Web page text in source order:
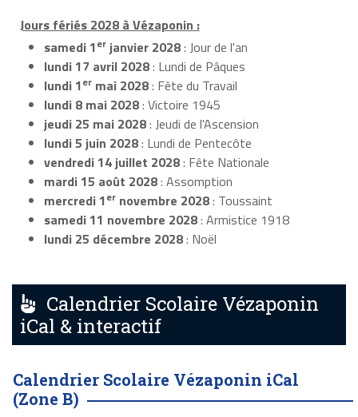
Jours fériés 2028 à Vézaponin :
samedi 1er janvier 2028: Jour de l'an
lundi 17 avril 2028: Lundi de Pâques
lundi 1er mai 2028: Fête du Travail
lundi 8 mai 2028: Victoire 1945
jeudi 25 mai 2028: Jeudi de l'Ascension
lundi 5 juin 2028: Lundi de Pentecôte
vendredi 14 juillet 2028: Fête Nationale
mardi 15 août 2028: Assomption
mercredi 1er novembre 2028: Toussaint
samedi 11 novembre 2028: Armistice 1918
lundi 25 décembre 2028: Noël
Calendrier Scolaire Vézaponin
iCal & interactif
Calendrier Scolaire Vézaponin iCal
(Zone B)